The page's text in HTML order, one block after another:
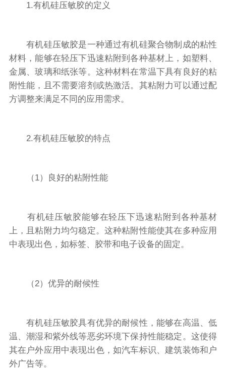
1.有机硅压敏胶的定义
有机硅压敏胶是一种通过有机硅聚合物制成的粘性
材料，能够在轻压下迅速粘附到各种基材上，如塑料、
金属、玻璃和纸张等。这种材料在常温下具有良好的粘
附性能，且不需要溶剂或热激活。其粘附力可以通过配
方调整来满足不同的应用需求。
2.有机硅压敏胶的特点
（1）良好的粘附性能
有机硅压敏胶能够在轻压下迅速粘附到各种基材
上，且粘附力均匀稳定。这种粘附性能使其在多种应用
中表现出色，如标签、胶带和电子设备的固定。
（2）优异的耐候性
有机硅压敏胶具有优异的耐候性，能够在高温、低
温、潮湿和紫外线等恶劣环境下保持性能稳定。这使得
其在户外应用中表现出色，如汽车标识、建筑装饰和户
外广告等。